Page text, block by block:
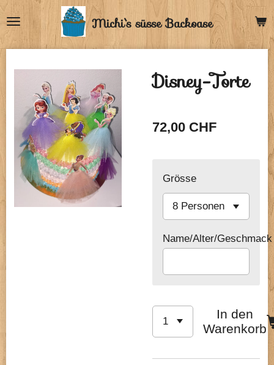
Zum
Hauptinhalt
springen
Michi`s süsse Backoase
Disney-Torte
72,00 CHF
Grösse
Name/Alter/Geschmack
In den
Warenkorb